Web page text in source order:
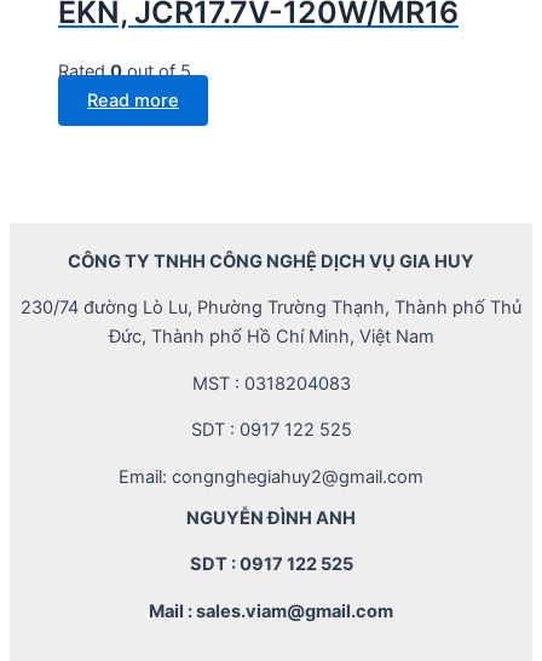
EKN, JCR17.7V-120W/MR16
Rated0out of 5
Read more
CÔNG TY TNHH CÔNG NGHỆ DỊCH VỤ GIA HUY
230/74 đường Lò Lu, Phường Trường Thạnh, Thành phố Thủ
Đức, Thành phố Hồ Chí Minh, Việt Nam
MST : 0318204083
SDT : 0917 122 525
Email: congnghegiahuy2@gmail.com
NGUYỄN ĐÌNH ANH
SDT : 0917 122 525
Mail : sales.viam@gmail.com